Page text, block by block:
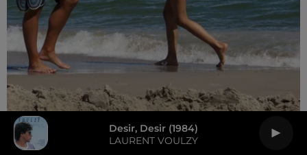
Desir, Desir (1984)
LAURENT VOULZY